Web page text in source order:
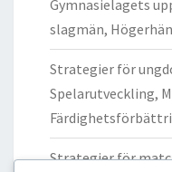
Gymnasielagets
slagmän,
Strategier för
Spelarutveckling,
Strategier för